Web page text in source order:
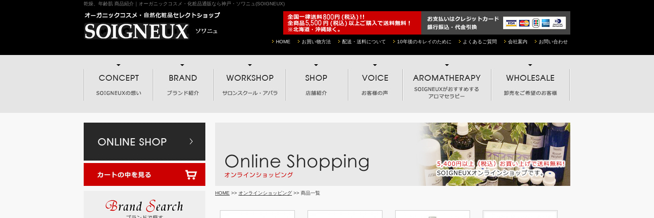
乾燥、年齢肌 商品紹介｜オーガニックコスメ・化粧品通販なら神戸・ソワニュ(SOIGNEUX)
HOME お買い物方法 配送・送料について 10年後のキレイのために よくあるご質問 会社案内 お問い合わせ
HOME >> オンラインショッピング >> 商品一覧